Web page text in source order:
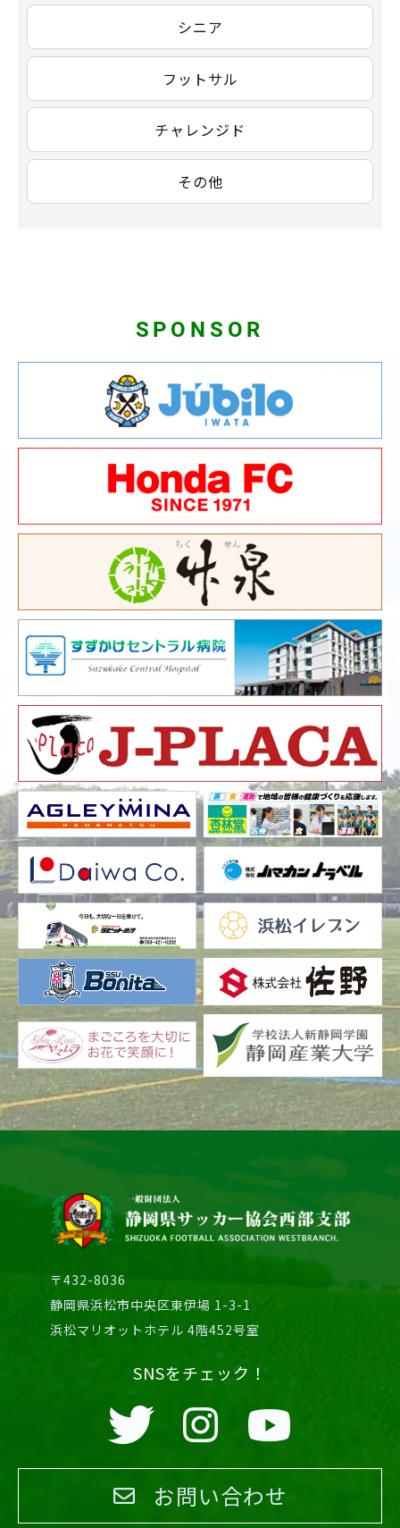
シニア
フットサル
チャレンジド
その他
SPONSOR
〒432-8036
静岡県浜松市中央区東伊場 1-3-1
浜松マリオットホテル 4階452号室
SNSをチェック！
お問い合わせ